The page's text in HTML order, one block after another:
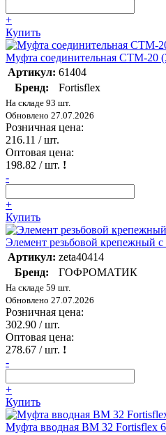
+
Купить
Муфта соединительная СТМ-20
Артикул: 61404
Бренд:
Fortisflex
На складе 93 шт.
Обновлено 27.07.2026
Розничная цена:
216.11 / шт.
Оптовая цена:
198.82 / шт. !
-
+
Купить
Элемент резьбовой
Артикул: zeta40414
Бренд:
ГОФРОМАТИК
На складе 59 шт.
Обновлено 27.07.2026
Розничная цена:
302.90 / шт.
Оптовая цена:
278.67 / шт. !
-
+
Купить
Муфта вводная ВМ 32 Fortisflex